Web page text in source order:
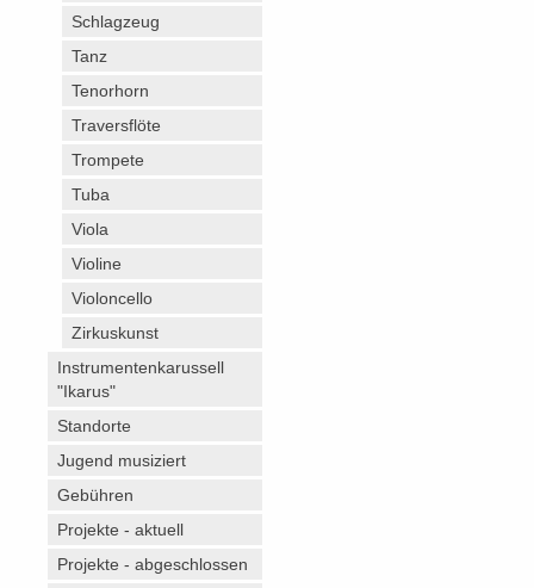
Schlagzeug
Tanz
Tenorhorn
Traversflöte
Trompete
Tuba
Viola
Violine
Violoncello
Zirkuskunst
Instrumentenkarussell
"Ikarus"
Standorte
Jugend musiziert
Gebühren
Projekte - aktuell
Projekte - abgeschlossen